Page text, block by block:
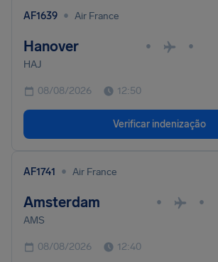
AF1639 • Air France
Hanover • •
HAJ
08/08/2026 12:50
Verificar indenização
AF1741 • Air France
Amsterdam • •
AMS
08/08/2026 12:40